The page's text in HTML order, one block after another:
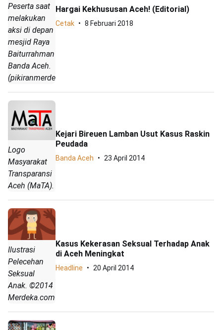
Peserta saat
melakukan
aksi di depan
mesjid Raya
Baiturrahman
Banda Aceh.
(pikiranmerdeka.co/Ali)
Hargai Kekhususan Aceh! (Editorial)
Cetak 8 Februari 2018
Logo
Masyarakat
Transparansi
Aceh (MaTA).
Kejari Bireuen Lamban Usut Kasus Raskin
Peudada
Banda Aceh 23 April 2014
Ilustrasi
Pelecehan
Seksual
Anak. ©2014
Merdeka.com
Kasus Kekerasan Seksual Terhadap Anak
di Aceh Meningkat
Headline 20 April 2014